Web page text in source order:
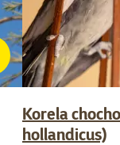
Korela
hollandicus)